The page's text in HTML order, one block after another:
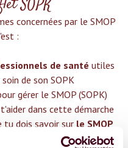
SOPK
concernées par le SMOP
:‍
de santé utiles
de son SOPK
gérer le SMOP (SOPK)
dans cette démarche
dois savoir sur le SMOP